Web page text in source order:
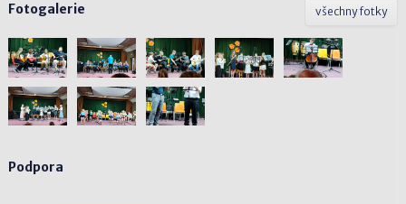
všechny fotky
Fotogalerie
Podpora